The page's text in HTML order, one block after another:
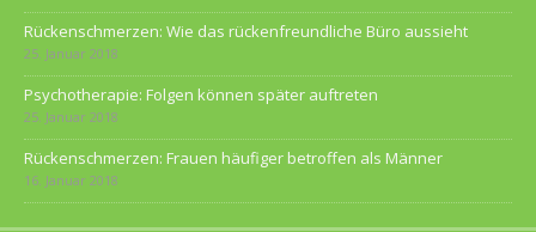
Rückenschmerzen: Wie das rückenfreundliche Büro aussieht
25. Januar 2018
Psychotherapie: Folgen können später auftreten
25. Januar 2018
Rückenschmerzen: Frauen häufiger betroffen als Männer
16. Januar 2018